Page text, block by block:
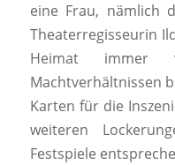
eine Frau, nämlich
Theaterregisseurin
Heimat immer
Machtverhältnissen
Karten für die
weiteren
Festspiele